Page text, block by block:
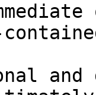
and